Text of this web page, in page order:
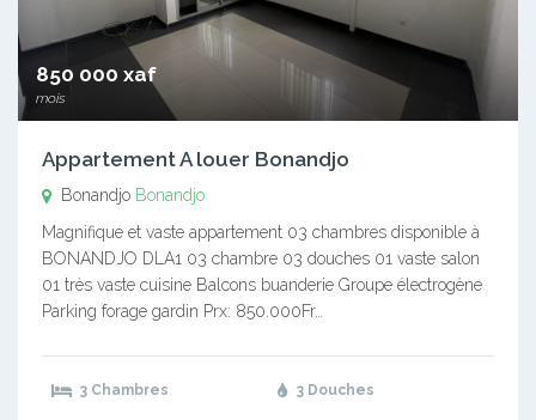
850 000 xaf
mois
Appartement A louer Bonandjo
Bonandjo Bonandjo
Magnifique et vaste appartement 03 chambres disponible à
BONANDJO DLA1 03 chambre 03 douches 01 vaste salon
01 très vaste cuisine Balcons buanderie Groupe électrogène
Parking forage gardin Prx: 850.000Fr…
3 Chambres 3 Douches